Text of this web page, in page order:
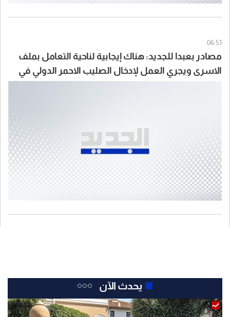
06:51
مصادر بعبدا للجديد: هناك إيجابية لناحية التعامل بملف
الاسرى ويجري العمل لإدخال الصليب الاحمر الدولي في
يحدث الآن